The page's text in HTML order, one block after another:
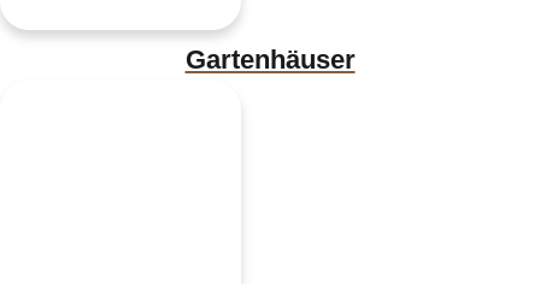
Gartenhäuser